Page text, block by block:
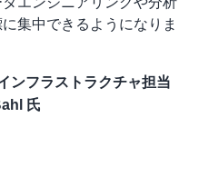
集中できるようになりま
ンフラストラクチャ担当
氏